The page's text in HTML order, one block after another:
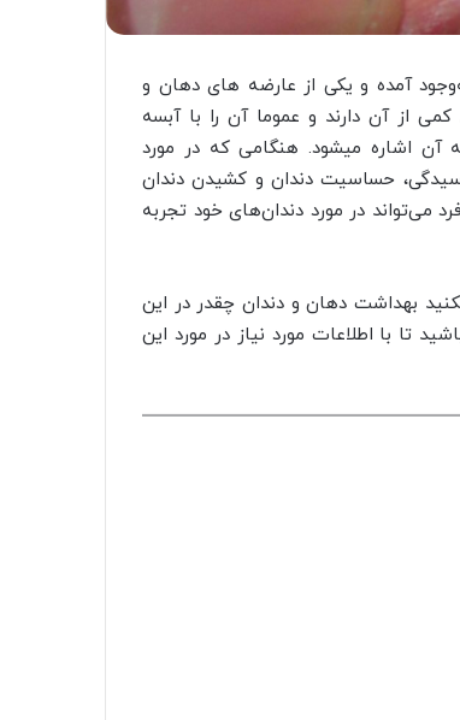
آمده و یکی از عارضه‌ های دهان و
از آن دارند و عموما آن را با آبسه
آن اشاره می­شود. هنگامی که در مورد
حساسیت دندان و کشیدن دندان
می‌تواند در مورد دندان‌های خود تجربه
بهداشت دهان و دندان چقدر در این
تا با اطلاعات مورد نیاز در مورد این